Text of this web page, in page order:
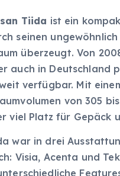
Tiida ist ein
seinen
überzeugt. Von
auch in Deutschland
verfügbar. Mit
von 305
viel Platz für Gepäck
war in drei
Visia, Acenta und